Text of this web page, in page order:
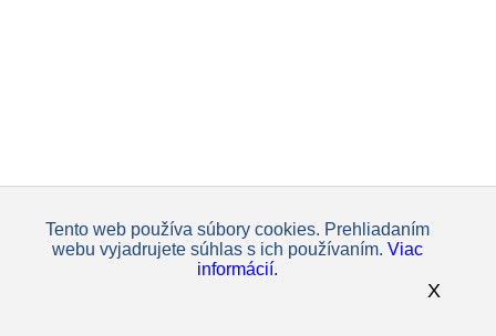
Tento web používa súbory cookies. Prehliadaním
webu vyjadrujete súhlas s ich používaním. Viac
informácií.
X